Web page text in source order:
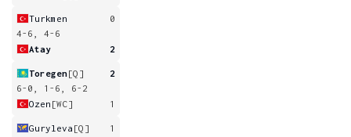
Turkmen
0
4-6, 4-6
Atay
2
Toregen[Q]
2
6-0, 1-6, 6-2
Ozen [WC] 1
Guryleva [Q]
1